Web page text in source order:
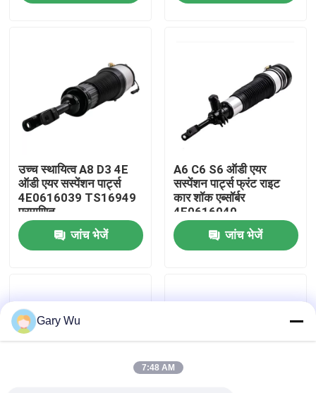
हमारे बारे में
कारखाना भ्रमण
गुणवत्ता नियंत्रण
हमसे संपर्क करें
मामलों
उच्च स्थायित्व A8 D3 4E
ऑडी एयर सस्पेंशन पार्ट्स
4E0616039 TS16949
प्रमाणित
जांच भेजें
A6 C6 S6 ऑडी एयर
सस्पेंशन पार्ट्स फ्रंट राइट
कार शॉक एब्सॉर्बर
4F0616040
जांच भेजें
Gary Wu
7:48 AM